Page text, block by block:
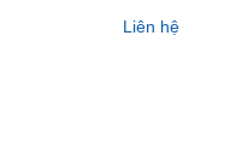
Liên hệ